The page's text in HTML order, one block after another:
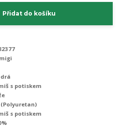
Přidat do košíku
s potiskem
(Polyuretan)
s potiskem